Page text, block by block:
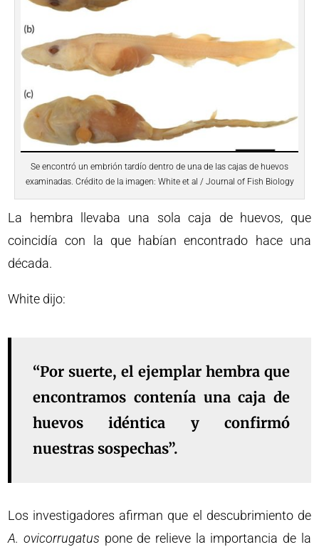
Se encontró un embrión tardío dentro de una de las cajas de huevos
examinadas. Crédito de la imagen: White et al / Journal of Fish Biology
La hembra llevaba una sola caja de huevos, que
coincidía con la que habían encontrado hace una
década.
White dijo:
“Por suerte, el ejemplar hembra que
encontramos contenía una caja de
huevos idéntica y confirmó
nuestras sospechas”.
Los investigadores afirman que el descubrimiento de
A. ovicorrugatus pone de relieve la importancia de la